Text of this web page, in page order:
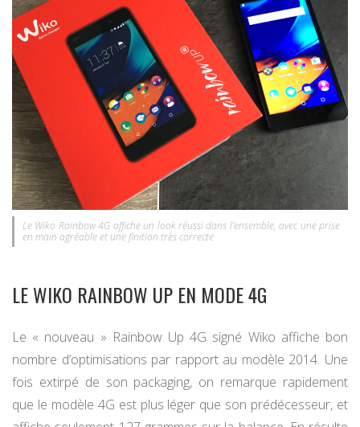
Le Wiko Rainbow 4G affiche un look réussi dans l’ensemble, avec une prise
en main agréable et une finition très correcte
LE WIKO RAINBOW UP EN MODE 4G
Le « nouveau » Rainbow Up 4G signé Wiko affiche bon
nombre d’optimisations par rapport au modèle 2014. Une
fois extirpé de son packaging, on remarque rapidement
que le modèle 4G est plus léger que son prédécesseur, et